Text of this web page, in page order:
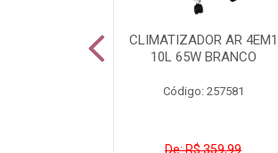
CLIMATIZADOR AR 4EM1
10L 65W BRANCO
Código: 257581
De: R$ 359,99